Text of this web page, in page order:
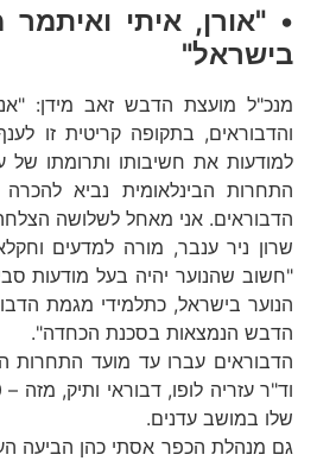
• "אורן, איתי
בישראל"
מנכ"ל מועצת הדבש זאב מידן:
והדבוראים, בתקופה קריטית זו
למודעות את חשיבותו ותרומתו של
התחרות הבינלאומית נביא
הדבוראים. אני מאחל לשלושה
שרון ניר ענבר, מורה למדעים
"חשוב שהנוער יהיה בעל מודעות
הנוער בישראל, כתלמידי מגמת
הדבש הנמצאות בסכנת הכחדה".
הדבוראים עברו עד מועד
שלו במושב עדנים.
גם מנהלת הכפר אסתי כהן הביעה